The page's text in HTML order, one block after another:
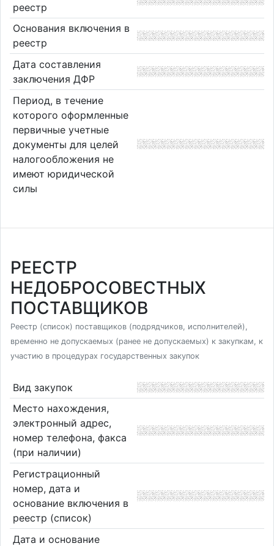
реестр
Основания включения в
реестр
Дата составления
заключения ДФР
Период, в течение
которого оформленные
первичные учетные
документы для целей
налогообложения не
имеют юридической
силы
РЕЕСТР
НЕДОБРОСОВЕСТНЫХ
ПОСТАВЩИКОВ
Реестр (список) поставщиков (подрядчиков, исполнителей),
временно не допускаемых (ранее не допускаемых) к закупкам, к
участию в процедурах государственных закупок
Вид закупок
Место нахождения,
электронный адрес,
номер телефона, факса
(при наличии)
Регистрационный
номер, дата и
основание включения в
реестр (список)
Дата и основание